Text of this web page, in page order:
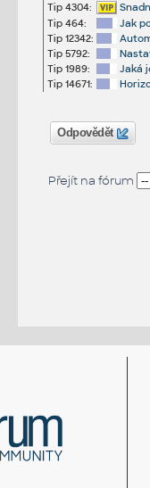
Tip 4304:
Tip 464:
Jak
Tip 12342:
Tip 5792:
Tip 1989:
Jaká
Tip 14671:
Odpovědět
Přejít na fórum